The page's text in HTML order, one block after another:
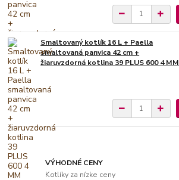
Smaltovaný kotlík 16 L + Paella
smaltovaná panvica 42 cm +
žiaruvzdorná kotlina 39 PLUS 600 4 MM
VÝHODNÉ CENY
Kotlíky za nízke ceny